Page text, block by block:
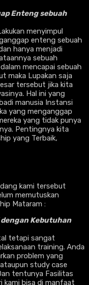
Enteng sebuah
menyimpul
enteng sebuah
hanya menjadi
sebuah
mencapai sebuah
maka Lupakan saja
tersebut jika kita
Hal ini yang
manusia Instansi
yang menganggap
yang tidak punya
Pentingnya kita
yang Terbaik,
kami tersebut
memutuskan
Mataram :
Kebutuhan
tetapi sangat
training. Anda
problem yang
study case
tentunya Fasilitas
kami bisa di manfaat